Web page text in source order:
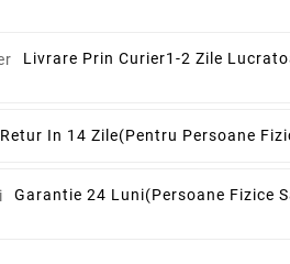
Livrare Prin Curier1-2 Zile
Retur In 14 Zile(pentru Persoane
Garantie 24 Luni(persoane Fizice